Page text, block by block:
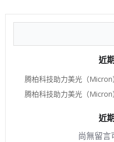
近
腾柏科技助力美光（
腾柏科技助力美光（
近
尚無留言